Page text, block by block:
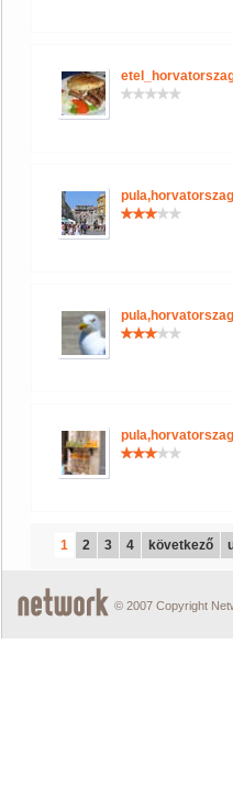
pula,horvatorszag
pula,horvatorszag
pula,horvatorszag
1 2 3 4 következő
© 2007 Copyright